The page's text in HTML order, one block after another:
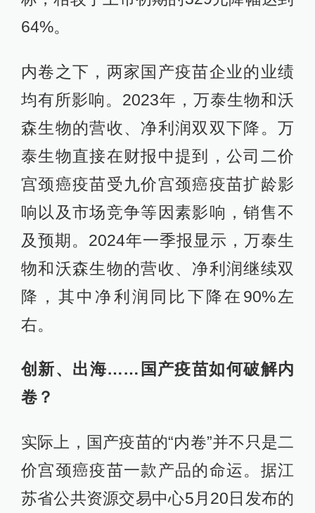
64%。
内卷之下，两家国产疫苗企业的业绩
均有所影响。2023年，万泰生物和沃
森生物的营收、净利润双双下降。万
泰生物直接在财报中提到，公司二价
宫颈癌疫苗受九价宫颈癌疫苗扩龄影
响以及市场竞争等因素影响，销售不
及预期。2024年一季报显示，万泰生
物和沃森生物的营收、净利润继续双
降，其中净利润同比下降在90%左
右。
创新、出海……国产疫苗如何破解内
卷？
实际上，国产疫苗的“内卷”并不只是二
价宫颈癌疫苗一款产品的命运。据江
苏省公共资源交易中心5月20日发布的